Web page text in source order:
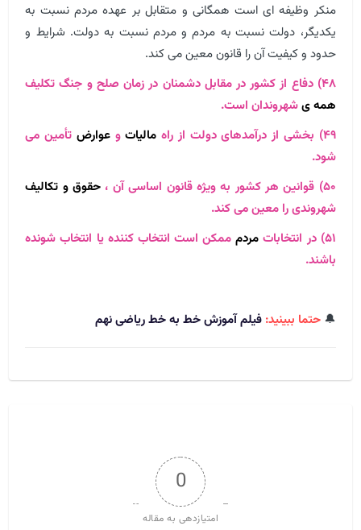
منکر وظیفه ای است همگانی و متقابل بر عهده مردم نسبت به
یکدیگر، دولت نسبت به مردم و مردم نسبت به دولت. شرایط و
حدود و کیفیت آن را قانون معین می کند.
۴۸) دفاع از کشور در مقابل دشمنان در زمان صلح و جنگ تکلیف
همهیشهروندان است.
۴۹) بخشی از درآمدهای دولت از راه
مالیاتوعوارض تأمین می
شود.
۵۰) قوانین هر کشور به ویژه قانون اساسی آن ،
حقوق و تکالیف
شهروندی را معین می کند.
۵۱) در انتخابات
مردمممکن است انتخاب کننده یا انتخاب شونده
باشند.
🔔 حتما ببینید: فیلم آموزش خط به خط ریاضی نهم
0
امتیازدهی به مقاله